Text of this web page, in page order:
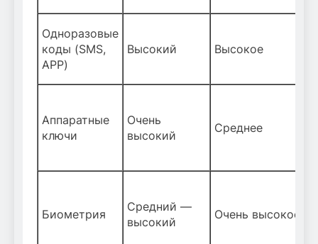
Одноразовые
коды (SMS,
APP)
Высокий Высокое
Аппаратные
ключи
Очень
высокий
Среднее
Биометрия
Средний —
высокий
Очень высокое